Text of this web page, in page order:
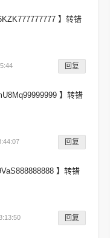
】转错
回复
】转错
回复
】转错
回复